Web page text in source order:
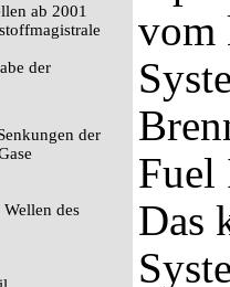
ab 2001
der
der
des
vom
Fuel
Das